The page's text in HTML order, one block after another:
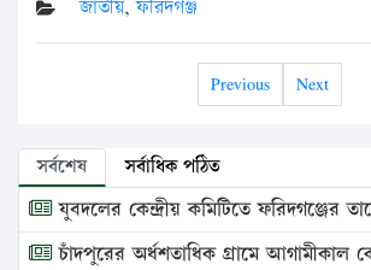
জাতীয়,ফরিদগঞ্জ
Previous Next
সর্বশেষ সর্বাধিক পঠিত
যুবদলের কেন্দ্রীয় কমিটিতে ফরিদগঞ্জের
চাঁদপুরের অর্ধশতাধিক গ্রামে আগামীকাল